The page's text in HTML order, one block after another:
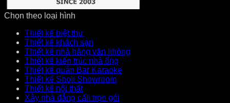
Chọn theo loại hình
Thiết kế biệt thự
Thiết kế khách sạn
Thiết kế nhà hàng văn lihòng
Thiết kế kiến trúc nhà ống
Thiết kế quán Bar Karaoke
Thiết kế Sholi Showroom
Thiết kế nội thất
Xây nhà đẳng cấli trọn gói